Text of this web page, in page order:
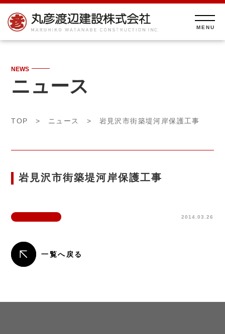
NEWS
ニュース
TOP > ニュース > 岩見沢市街築堤河岸保護工事
岩見沢市街築堤河岸保護工事
2014.03.26
一覧へ戻る